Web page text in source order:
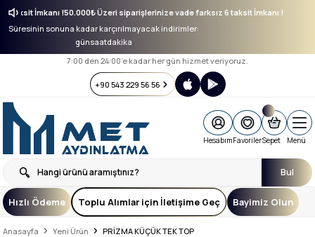
6 taksit İmkanı !50.000₺ Üzeri siparişlerinize vade farksız 6 taksit İmkanı !
Süresinin sonuna kadar karçırılmayacak indirimler:
günsaatdakika
7:00 den 24:00’e kadar her gün hizmet veriyoruz.
+90 543 229 56 56
Bul
HesabımFavorilerSepet Menü
Hızlı Ödeme Toplu Alımlar için İletişime Geç Bayimiz Olun
Anasayfa Yeni Ürün PRİZMA KÜÇÜK TEK TOP